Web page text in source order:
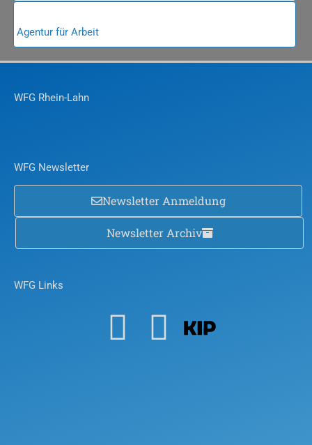
Agentur für Arbeit
WFG Rhein-Lahn
WFG Newsletter
Newsletter Anmeldung
Newsletter Archiv
WFG Links
F
Y